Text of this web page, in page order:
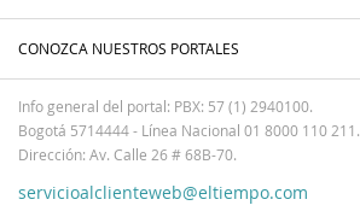
CONOZCA NUESTROS PORTALES
Info general del portal: PBX: 57 (1) 2940100.
Bogotá 5714444 - Línea Nacional 01 8000 110 211.
Dirección: Av. Calle 26 # 68B-70.
servicioalclienteweb@eltiempo.com